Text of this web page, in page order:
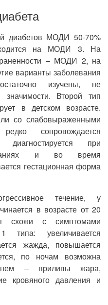
диабетов МОДИ 50-70%
на МОДИ 3. На
– МОДИ 2, на
варианты заболевания
изучены, не
значимости. Второй тип
в детском возрасте.
со слабовыраженными
сопровождается
при
и во время
гестационная форма
течение, у
в возрасте от 20
схожи с симптомами
типа: увеличивается
жажда, повышается
по ночам возможна
днем – приливы жара,
кровяного давления и